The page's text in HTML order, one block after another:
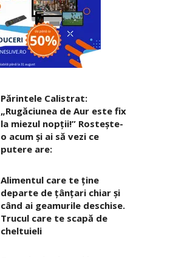
Părintele Calistrat:
„Rugăciunea de Aur este fix
la miezul nopţii!” Rosteşte-
o acum şi ai să vezi ce
putere are:
Alimentul care te ține
departe de țânțari chiar și
când ai geamurile deschise.
Trucul care te scapă de
cheltuieli